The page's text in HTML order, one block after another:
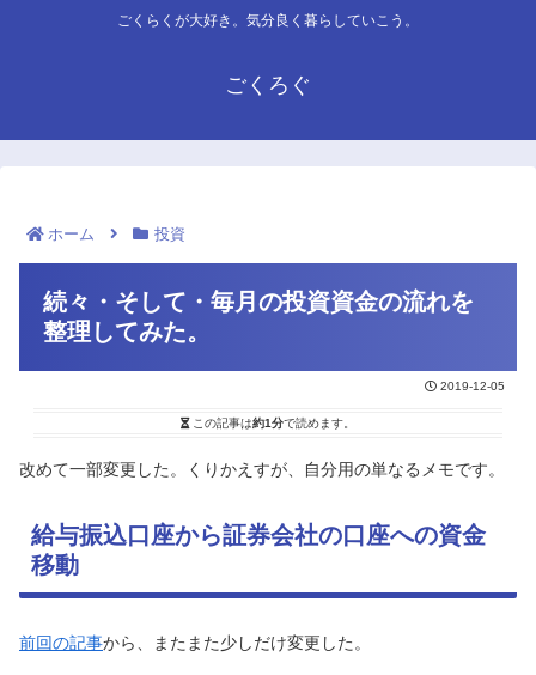
ごくらくが大好き。気分良く暮らしていこう。
ごくろぐ
ホーム 投資
続々・そして・毎月の投資資金の流れを
整理してみた。
2019-12-05
この記事は約1分で読めます。
改めて一部変更した。くりかえすが、自分用の単なるメモです。
給与振込口座から証券会社の口座への資金
移動
前回の記事から、またまた少しだけ変更した。